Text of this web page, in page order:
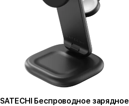
SATECHI Беспроводное зарядное